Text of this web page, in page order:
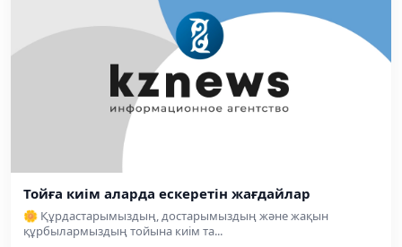
Тойға киім аларда ескеретін жағдайлар
🌼 Құрдастарымыздың, достарымыздың және жақын
құрбылармыздың тойына киім та...